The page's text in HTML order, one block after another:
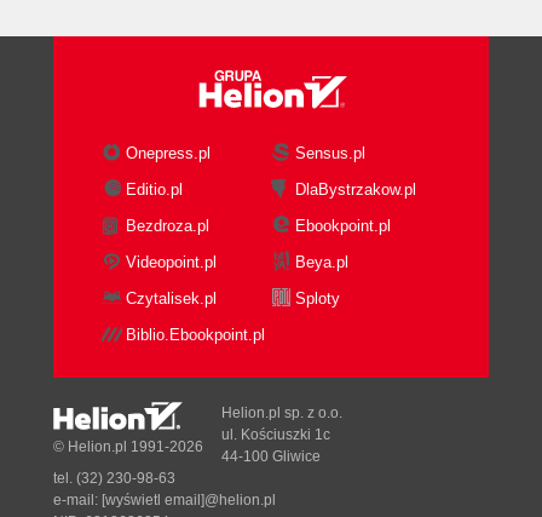
Onepress.pl
Sensus.pl
Editio.pl
DlaBystrzakow.pl
Bezdroza.pl
Ebookpoint.pl
Videopoint.pl
Beya.pl
Czytalisek.pl
Sploty
Biblio.Ebookpoint.pl
© Helion.pl 1991-2026
Helion.pl sp. z o.o.
ul. Kościuszki 1c
44-100 Gliwice
tel. (32) 230-98-63
e-mail: [wyświetl email]@helion.pl